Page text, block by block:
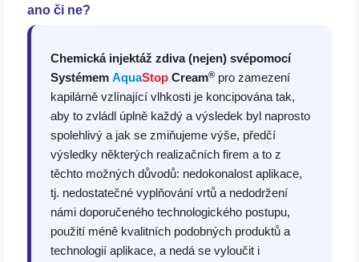
ano či ne?
Chemická injektáž zdiva (nejen) svépomocí
Systémem AquaStop Cream® pro zamezení
kapilárně vzlínající vlhkosti je koncipována tak,
aby to zvládl úplně každý a výsledek byl naprosto
spolehlivý a jak se zmiňujeme výše, předčí
výsledky některých realizačních firem a to z
těchto možných důvodů: nedokonalost aplikace,
tj. nedostatečné vyplňování vrtů a nedodržení
námi doporučeného technologického postupu,
použití méně kvalitních podobných produktů a
technologií aplikace, a nedá se vyloučit i